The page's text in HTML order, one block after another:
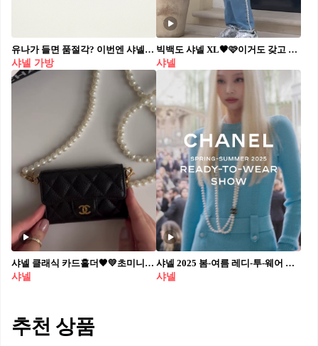
유나가 들면 품절각? 이번엔 샤넬♥️ 유나가 한때 자주 들었던 자라 플랩 백은 국내 품절 사태를 일으켰죠. 그녀는 한번 꽂히면 특정 가방만 줄곧 애용하는 성향을 가진 듯해요. 전직 품절 사태의 주인공인 그녀가, 최근 꽂힌 가방이 있는데요. 바로 샤넬의 레드 컬러 2.55 라지 플랩 백입니다. 1,600만 원대라는 높은 가격이지만 샤넬에서 손꼽히게 큰 가방이고 존재감도 압도적이라, 보부상들에게는 매력적인 옵션이죠. 샤넬 클래식 백 하면 블랙 컬러 백을 떠올리곤 합니다. 하지만 유나의 일상룩에서 볼 수 있듯이 레드 컬러 백은 룩에 포인트가 될 수 있죠. 더군다나 샤넬의 레드라니, 더 깊이 있고 고혹적인 컬러가 럭셔리한 무드를 더할 거예요. 최근까지도 유나가 들었던 자라 백을 찾는 수요가 많은데요. 유나의 새로운 애착 가방이 품절되기 전 미리 눈여겨볼 만합니다.
샤넬 가방
빅백도 샤넬 XL🖤🩷이거도 갖고 시프다
샤넬
샤넬 클래식 카드홀더🖤💛초미니백으로 만드는 방법 @꿀팁이당
샤넬
샤넬 2025 봄-여름 레디-투-웨어 컬렉션🎥 샤넬이 공식 계정에 2025 봄-여름 레디-투-웨어 컬렉션의 짧은 영상을 게재했습니다. 가장 먼저 제니가 눈에 띄는데요. 샤넬 앰버서더인 제니는 파격적인 금발 헤어, 하늘색 톤의 팬츠리스 룩의 매혹적인 비주얼로 샤넬쇼를 뜨겁게 만들었습니다. 제니와 함께, 벨기에에서 가장 주목받는 싱어송라이터 앙젤(Angèle), 배우 마가렛 퀄리과 바네사 파라디, 대만 배우 장균녕(Ning Chang), 일본 배우 고마츠 나나 등 많은 셀럽이 등장해 샤넬쇼를 장식했습니다. 영상을 통해 샤넬쇼를 빛낸 제니의 비주얼과 착용 아이템까지 확인해보세요✨ 제니 착장 정보👀 -2024/25 크루즈 컬렉션 룩인 라이트 블루 캐시미어 풀오버와 아쿠아 그린 판타지 저지 소재 스위밍 트렁크 -2024/25 FW 레디-투-웨어 컬렉션의 페이턴트 카프스킨 소재 탑 핸들 플랩백 -2024/25 가을-겨울 프리 컬렉션의 글라스 펄 롱 네크리스 / 18K 화이트 골드로 이루어진 코코 크러쉬 미니 링 및 18K 화이트 골드로 이루어진 코코 크러쉬 다이아몬드 미니 링 / 18K 베이지 골드와 퀼티드 레더 보이 프렌드 워치 영상: Chanel @chanelofficial
샤넬
추천 상품